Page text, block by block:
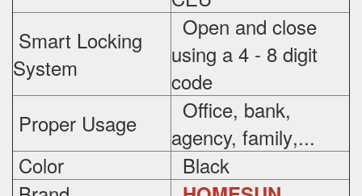
Smart Locking
System
Open and close
using a 4 - 8 digit
code
Proper Usage
Office, bank,
agency, family,...
Color
Black